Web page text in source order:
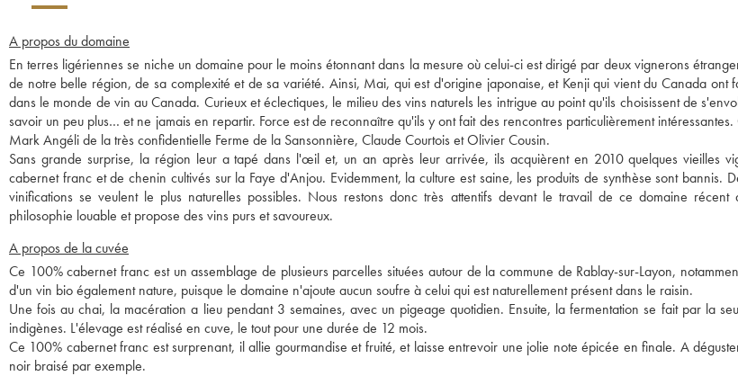
A propos du domaine
En terres ligériennes se niche un domaine pour le moins étonnant dans la mesure où celui-ci est dirigé par deux vignerons
de notre belle région, de sa complexité et de sa variété. Ainsi, Mai, qui est d'origine japonaise, et Kenji qui vient du Canada ont
dans le monde de vin au Canada. Curieux et éclectiques, le milieu des vins naturels les intrigue au point qu'ils choisissent de
savoir un peu plus… et ne jamais en repartir. Force est de reconnaître qu'ils y ont fait des rencontres particulièrement
Mark Angéli de la très confidentielle Ferme de la Sansonnière, Claude Courtois et Olivier Cousin.
Sans grande surprise, la région leur a tapé dans l'œil et, un an après leur arrivée, ils acquièrent en 2010 quelques vieilles
cabernet franc et de chenin cultivés sur la Faye d'Anjou. Evidemment, la culture est saine, les produits de synthèse sont bannis.
vinifications se veulent le plus naturelles possibles. Nous restons donc très attentifs devant le travail de ce domaine
philosophie louable et propose des vins purs et savoureux.
A propos de la cuvée
Ce 100% cabernet franc est un assemblage de plusieurs parcelles situées autour de la commune de Rablay-sur-Layon,
d'un vin bio également nature, puisque le domaine n'ajoute aucun soufre à celui qui est naturellement présent dans le raisin.
Une fois au chai, la macération a lieu pendant 3 semaines, avec un pigeage quotidien. Ensuite, la fermentation se fait par la
indigènes. L'élevage est réalisé en cuve, le tout pour une durée de 12 mois.
Ce 100% cabernet franc est surprenant, il allie gourmandise et fruité, et laisse entrevoir une jolie note épicée en finale. A
noir braisé par exemple.